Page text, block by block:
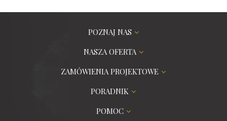
POZNAJ NAS
NASZA OFERTA
ZAMÓWIENIA PROJEKTOWE
PORADNIK
POMOC